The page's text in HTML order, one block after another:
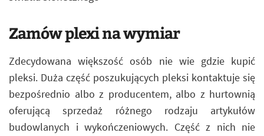
Zamów plexi na wymiar
Zdecydowana większość osób nie wie gdzie kupić
pleksi. Duża część poszukujących pleksi kontaktuje się
bezpośrednio albo z producentem, albo z hurtownią
oferującą sprzedaż różnego rodzaju artykułów
budowlanych i wykończeniowych. Część z nich nie